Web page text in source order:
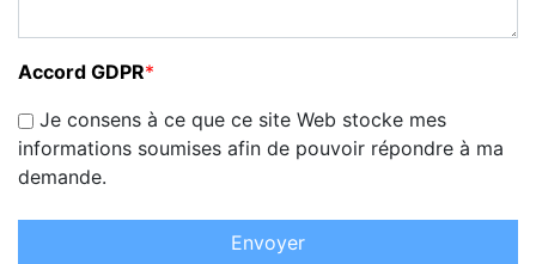
Accord GDPR*
Je consens à ce que ce site Web stocke mes
informations soumises afin de pouvoir répondre à ma
demande.
Envoyer